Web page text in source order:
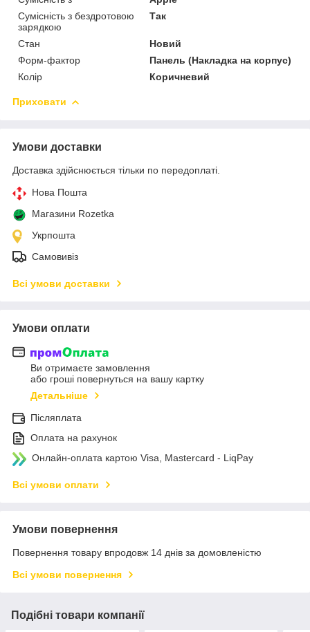
Сумісність з бездротовою
зарядкою
Так
Стан
Новий
Форм-фактор
Панель (Накладка на корпус)
Колір
Коричневий
Приховати
Умови доставки
Доставка здійснюється тільки по передоплаті.
Нова Пошта
Магазини Rozetka
Укрпошта
Самовивіз
Всі умови доставки
Умови оплати
Ви отримаєте замовлення
або гроші повернуться на вашу картку
Детальніше
Післяплата
Оплата на рахунок
Онлайн-оплата картою Visa, Mastercard - LiqPay
Всі умови оплати
Умови повернення
Повернення товару впродовж 14 днів за домовленістю
Всі умови повернення
Подібні товари компанії